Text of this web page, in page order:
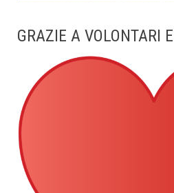
GRAZIE A VOLONTARI